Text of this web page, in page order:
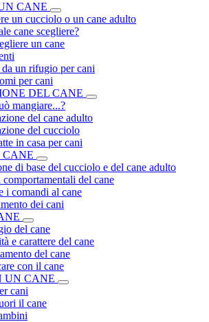
CANE
un cucciolo o un cane adulto
cane scegliere?
un cane
un rifugio per cani
per cani
DEL CANE
mangiare...?
del cane adulto
del cucciolo
in casa per cani
CANE
di base del cucciolo e del cane adulto
del cane
i comandi al cane
dei cani
del cane
e carattere del cane
del cane
con il cane
UN CANE
cani
il cane